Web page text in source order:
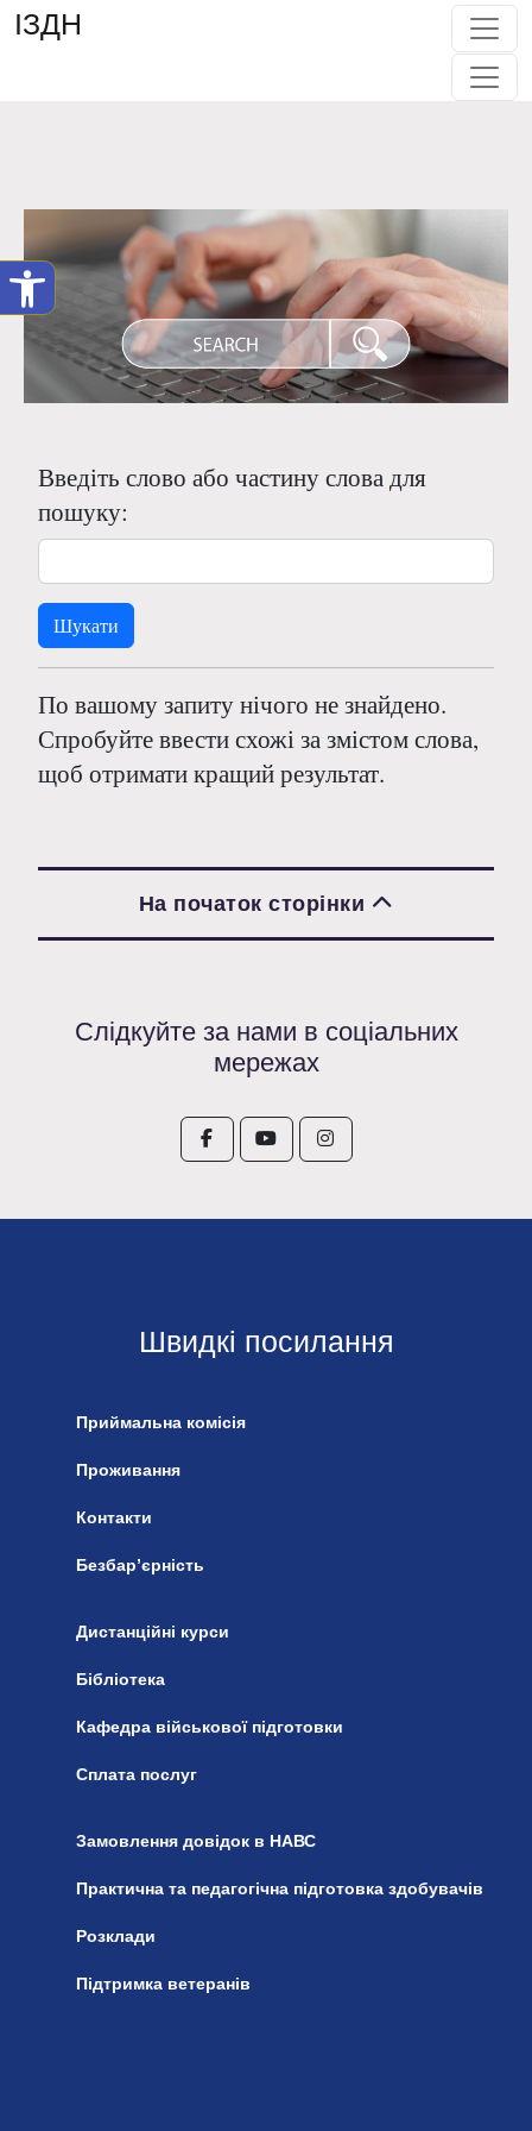
ІЗДН
Введіть слово або частину слова для
пошуку:
По вашому запиту нічого не знайдено.
Спробуйте ввести схожі за змістом слова,
щоб отримати кращий результат.
На початок сторінки
Слідкуйте за нами в соціальних
мережах
Швидкі посилання
Приймальна комісія
Проживання
Контакти
Безбар’єрність
Дистанційні курси
Бібліотека
Кафедра військової підготовки
Сплата послуг
Замовлення довідок в НАВС
Практична та педагогічна підготовка здобувачів
Розклади
Підтримка ветеранів